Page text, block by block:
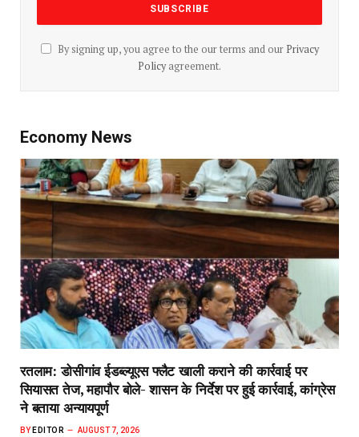
By signing up, you agree to the our terms and our Privacy
Policyagreement.
Economy News
रतलाम: डोसीगांव ईडब्ल्यूएस फ्लैट खाली कराने की कार्रवाई पर
सियासत तेज, महापौर बोले- शासन के निर्देश पर हुई कार्रवाई, कांग्रेस
ने बताया अन्यायपूर्ण
BY EDITOR AUGUST 7, 2026